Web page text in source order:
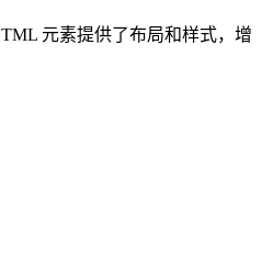
元素提供了布局和样式，增